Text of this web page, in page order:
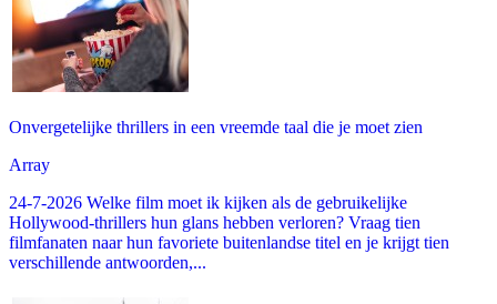
Onvergetelijke thrillers in een vreemde taal die je moet zien
Array
24-7-2026 Welke film moet ik kijken als de gebruikelijke
Hollywood-thrillers hun glans hebben verloren? Vraag tien
filmfanaten naar hun favoriete buitenlandse titel en je krijgt tien
verschillende antwoorden,...